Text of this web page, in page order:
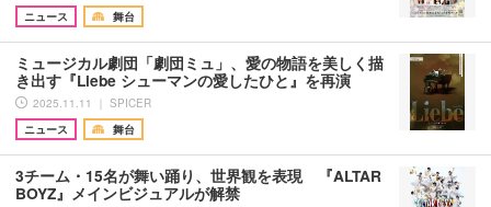
ニュース
舞台
ミュージカル劇団「劇団ミュ」、愛の物語を美しく描
き出す『Liebe シューマンの愛したひと』を再演
2025.11.11 ｜ SPICER
ニュース
舞台
3チーム・15名が舞い踊り、世界観を表現 『ALTAR
BOYZ』メインビジュアルが解禁